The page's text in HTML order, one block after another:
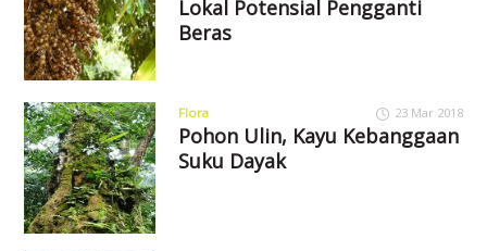
Lokal Potensial Pengganti
Beras
Flora 23 Mar 2018
Pohon Ulin, Kayu Kebanggaan
Suku Dayak